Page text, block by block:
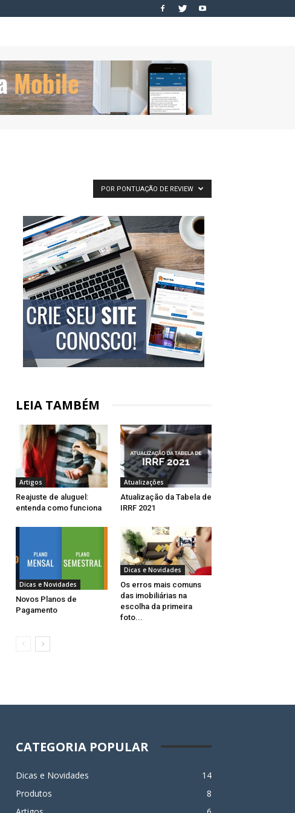
POR PONTUAÇÃO DE REVIEW
LEIA TAMBÉM
Artigos
Reajuste de aluguel:
entenda como funciona
Atualizações
Atualização da Tabela de
IRRF 2021
Dicas e Novidades
Novos Planos de
Pagamento
Dicas e Novidades
Os erros mais comuns
das imobiliárias na
escolha da primeira
foto...
CATEGORIA POPULAR
Dicas e Novidades
14
Produtos
8